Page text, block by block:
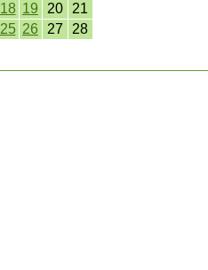
18 19 20
21
25 26 27
28